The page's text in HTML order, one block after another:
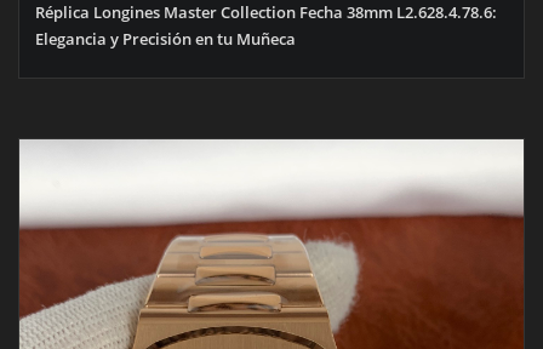
Réplica Longines Master Collection Fecha 38mm L2.628.4.78.6:
Elegancia y Precisión en tu Muñeca